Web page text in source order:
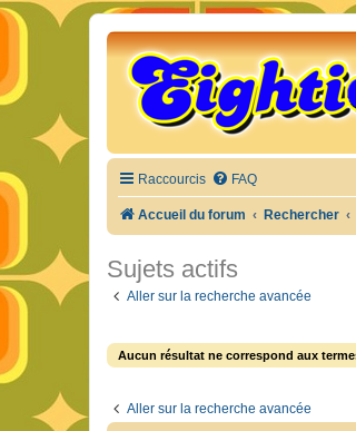
Raccourcis FAQ
Accueil du forum Rechercher
Sujets actifs
Aller sur la recherche avancée
Aucun résultat ne correspond aux
Aller sur la recherche avancée